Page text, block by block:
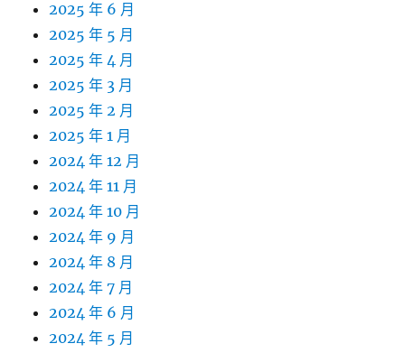
2025 年 6 月
2025 年 5 月
2025 年 4 月
2025 年 3 月
2025 年 2 月
2025 年 1 月
2024 年 12 月
2024 年 11 月
2024 年 10 月
2024 年 9 月
2024 年 8 月
2024 年 7 月
2024 年 6 月
2024 年 5 月